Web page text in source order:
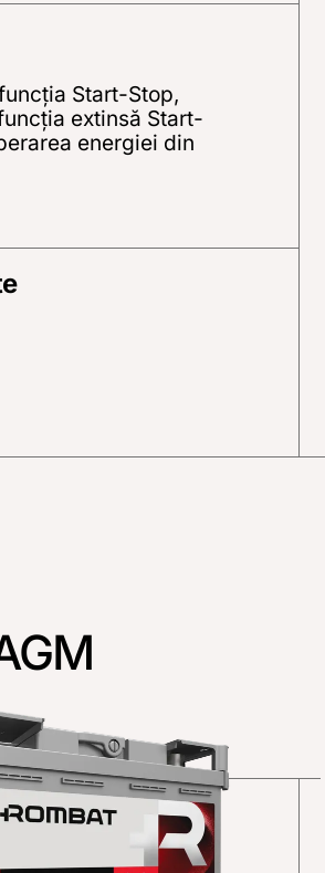
Start-Stop,
extinsă Start-
energiei din